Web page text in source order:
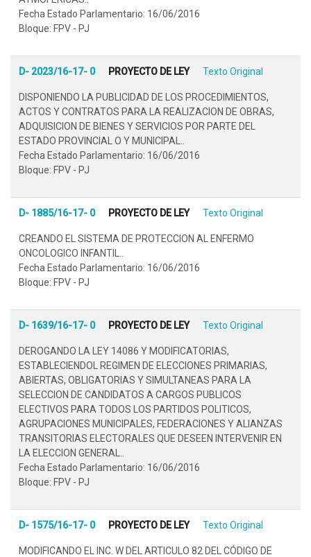
Fecha Estado Parlamentario: 16/06/2016
Bloque: FPV - PJ
D- 2023/16-17- 0 PROYECTO DE LEY Texto Original
DISPONIENDO LA PUBLICIDAD DE LOS PROCEDIMIENTOS,
ACTOS Y CONTRATOS PARA LA REALIZACION DE OBRAS,
ADQUISICION DE BIENES Y SERVICIOS POR PARTE DEL
ESTADO PROVINCIAL O Y MUNICIPAL..
Fecha Estado Parlamentario: 16/06/2016
Bloque: FPV - PJ
D- 1885/16-17- 0 PROYECTO DE LEY Texto Original
CREANDO EL SISTEMA DE PROTECCION AL ENFERMO
ONCOLOGICO INFANTIL..
Fecha Estado Parlamentario: 16/06/2016
Bloque: FPV - PJ
D- 1639/16-17- 0 PROYECTO DE LEY Texto Original
DEROGANDO LA LEY 14086 Y MODIFICATORIAS,
ESTABLECIENDOL REGIMEN DE ELECCIONES PRIMARIAS,
ABIERTAS, OBLIGATORIAS Y SIMULTANEAS PARA LA
SELECCION DE CANDIDATOS A CARGOS PUBLICOS
ELECTIVOS PARA TODOS LOS PARTIDOS POLITICOS,
AGRUPACIONES MUNICIPALES, FEDERACIONES Y ALIANZAS
TRANSITORIAS ELECTORALES QUE DESEEN INTERVENIR EN
LA ELECCION GENERAL..
Fecha Estado Parlamentario: 16/06/2016
Bloque: FPV - PJ
D- 1575/16-17- 0 PROYECTO DE LEY Texto Original
MODIFICANDO EL INC. W DEL ARTICULO 82 DEL CÓDIGO DE